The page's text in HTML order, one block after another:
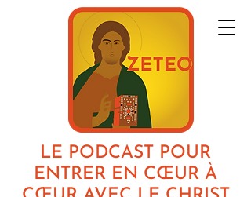
LE PODCAST POUR
ENTRER EN CŒUR À